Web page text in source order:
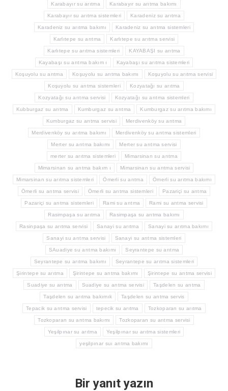
Karabayır su arıtma Karabayır su arıtma bakımı
Karabayır su arıtma sistemleri Karadeniz su arıtma
Karadeniz su arıtma bakımı Karadeniz su arıtma sistemleri
Karlıtepe su arıtma Karlıtepe su arıtma servisi
Karlıtepe su arıtma sistemleri KAYABAŞI su arıtma
Kayabaşı su arıtma bakım ı Kayabaşı su arıtma sistemleri
Koşuyolu su arıtma Koşuyolu su arıtma bakımı Koşuyolu su arıtma servisi
Koşuyolu su arıtma sistemleri Kozyatağı su arıtma
Kozyatağı su arıtma servisi Kozyatağı su arıtma sistemleri
Kubburgaz su arıtma Kumburgaz su arıtma Kumburgaz su arıtma bakımı
Kumburgaz su arıtma servisi Merdivenköy su arıtma
Merdivenköy su arıtma bakımı Merdivenköy su arıtma sistemleri
Merter su arıtma bakımı Merter su arıtma servisi
merter su arıtma sistemleri Mimarsinan su arıtma
Mimarsinan su arıtma bakım ı Mimarsinan su arıtma servisi
Mimarsinan su arıtma sistemleri Ömerli su arıtma Ömerli su arıtma bakımı
Ömerli su arıtma servisi Ömerli su arıtma sistemleri Pazariçi su arıtma
Pazariçi su arıtma sistemleri Rami su arıtma Rami su arıtma servisi
Rasimpaşa su arıtma Rasimpaşa su arıtma bakımı
Rasinpaşa su arıtma servisi Sanayi su arıtma Sanayi su arıtma bakımı
Sanayi su arıtma servisi Sanayi su arıtma sistemleri
SAuadiye su arıtma bakımı Seyrantepe su arıtma
Seyrantepe su arıtma bakımı Seyrantepe su arıtma sistemleri
Şirintepe su arıtma Şirintepe su arıtma bakımı Şirintepe su arıtma servisi
Suadiye su arıtma Suadiye su arıtma servisi Taşdelen su arıtma
Taşdelen su arıtma bakımık Taşdelen su arıtma servis
Tepacik su arıtma servisi tepecik su arıtma Tozkoparan su arıtma
Tozkoparan su arıtma bakımı Tozkoparan su arıtma servisi
Yeşilpınar su arıtma Yeşilpınar su arıtma sistemleri
yeşilpınar suı arıtma bakımı
Bir yanıt yazın